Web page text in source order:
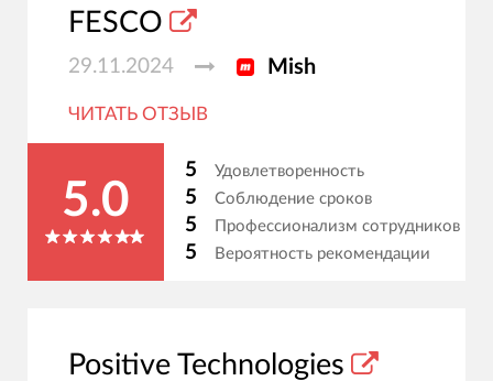
FESCO
29.11.2024 Mish
ЧИТАТЬ ОТЗЫВ
5.0
5 Удовлетворенность
5 Соблюдение сроков
5 Профессионализм сотрудников
5 Вероятность рекомендации
Positive Technologies